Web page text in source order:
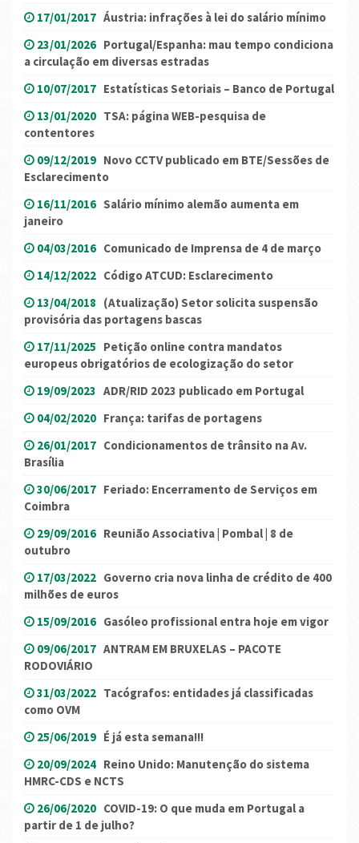
17/01/2017 Áustria: infrações à lei do salário mínimo
23/01/2026 Portugal/Espanha: mau tempo condiciona
a circulação em diversas estradas
10/07/2017 Estatísticas Setoriais – Banco de Portugal
13/01/2020 TSA: página WEB-pesquisa de
contentores
09/12/2019 Novo CCTV publicado em BTE/Sessões de
Esclarecimento
16/11/2016 Salário mínimo alemão aumenta em
janeiro
04/03/2016 Comunicado de Imprensa de 4 de março
14/12/2022 Código ATCUD: Esclarecimento
13/04/2018 (Atualização) Setor solicita suspensão
provisória das portagens bascas
17/11/2025 Petição online contra mandatos
europeus obrigatórios de ecologização do setor
19/09/2023 ADR/RID 2023 publicado em Portugal
04/02/2020 França: tarifas de portagens
26/01/2017 Condicionamentos de trânsito na Av.
Brasília
30/06/2017 Feriado: Encerramento de Serviços em
Coimbra
29/09/2016 Reunião Associativa | Pombal | 8 de
outubro
17/03/2022 Governo cria nova linha de crédito de 400
milhões de euros
15/09/2016 Gasóleo profissional entra hoje em vigor
09/06/2017 ANTRAM EM BRUXELAS – PACOTE
RODOVIÁRIO
31/03/2022 Tacógrafos: entidades já classificadas
como OVM
25/06/2019 É já esta semana!!!
20/09/2024 Reino Unido: Manutenção do sistema
HMRC-CDS e NCTS
26/06/2020 COVID-19: O que muda em Portugal a
partir de 1 de julho?